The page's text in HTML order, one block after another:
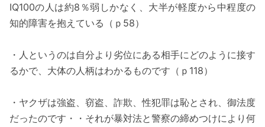
IQ100の人は約8％弱しかなく、大半が軽度から中程度の
知的障害を抱えている（ｐ58）
・人というのは自分より劣位にある相手にどのように接す
るかで、大体の人柄はわかるものです（ｐ118）
・ヤクザは強盗、窃盗、詐欺、性犯罪は恥とされ、御法度
だったのです・・それが暴対法と警察の締めつけにより何